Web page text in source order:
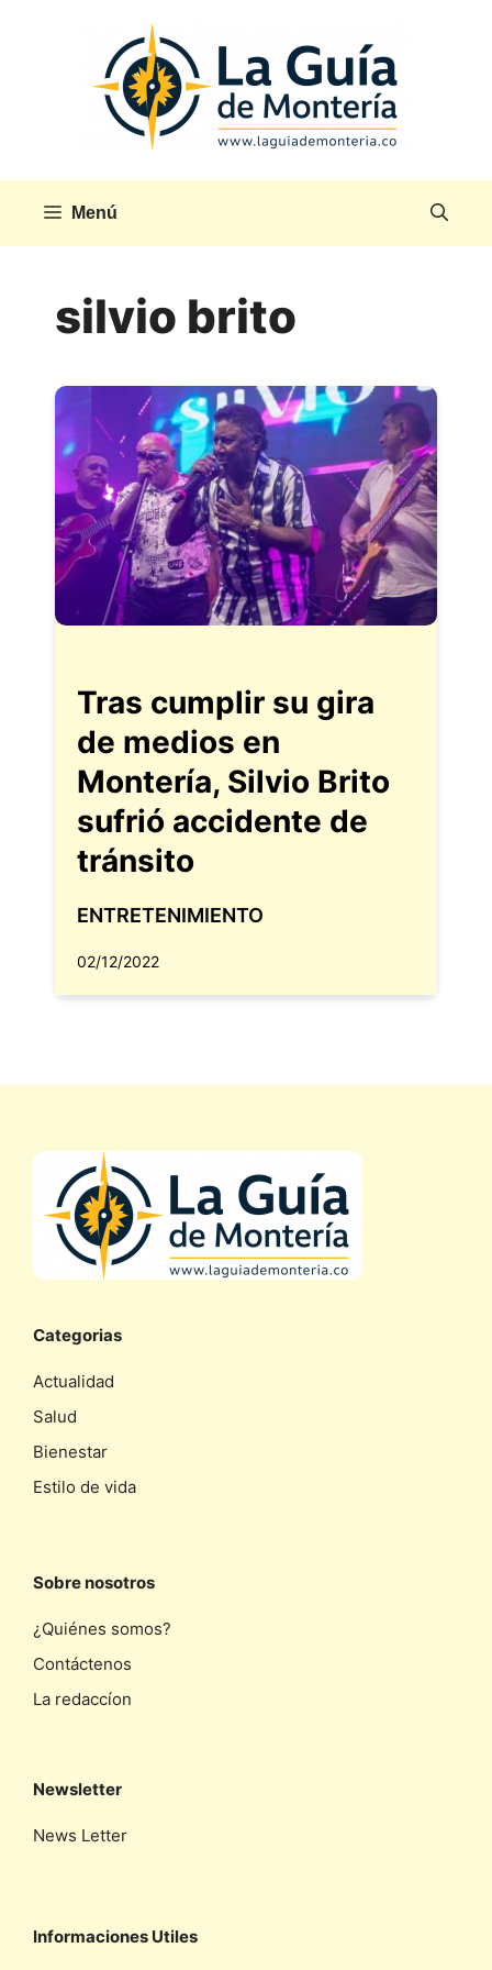
Menú
silvio brito
Tras cumplir su gira
de medios en
Montería, Silvio Brito
sufrió accidente de
tránsito
ENTRETENIMIENTO
02/12/2022
Categorias
Actualidad
Salud
Bienestar
Estilo de vida
Sobre nosotros
¿Quiénes somos?
Contáctenos
La redaccíon
Newsletter
News Letter
Informaciones Utiles